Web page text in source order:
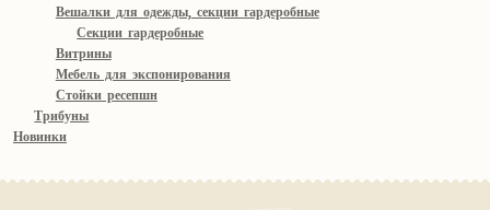
Вешалки для одежды, секции гардеробные
Секции гардеробные
Витрины
Мебель для экспонирования
Стойки ресепшн
Трибуны
Новинки